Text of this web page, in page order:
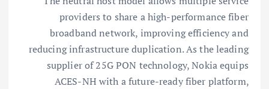
providers to share a high-performance fiber
broadband network, improving efficiency and
reducing infrastructure duplication. As the leading
supplier of 25G PON technology, Nokia equips
ACES-NH with a future-ready fiber platform,